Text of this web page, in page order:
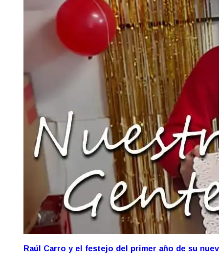
Raúl Carro y el festejo del primer año de su